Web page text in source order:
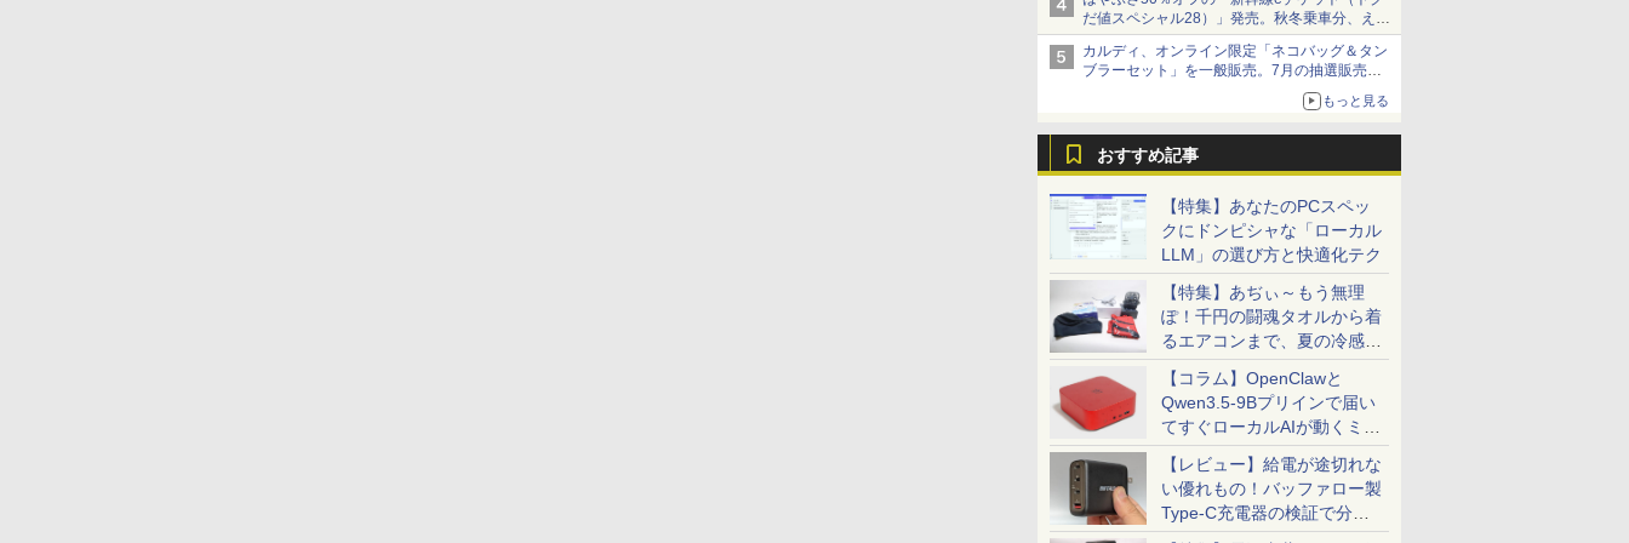
だ値スペシャル28）」発売。秋冬乗車分、えき
ねっと限定
カルディ、オンライン限定「ネコバッグ＆タン
ブラーセット」を一般販売。7月の抽選販売の
もっと見る
おすすめ記事
【特集】あなたのPCスペッ
クにドンピシャな「ローカル
LLM」の選び方と快適化テク
【特集】あぢぃ～もう無理
ぽ！千円の闘魂タオルから着
るエアコンまで、夏の冷感グ
ッズ一挙紹介
【コラム】OpenClawと
Qwen3.5-9Bプリインで届い
てすぐローカルAIが動くミニ
PC「SER9 Pro」
【レビュー】給電が途切れな
い優れもの！バッファロー製
Type-C充電器の検証で分か
ったこと